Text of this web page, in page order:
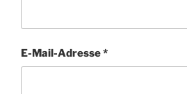
E-Mail-Adresse*